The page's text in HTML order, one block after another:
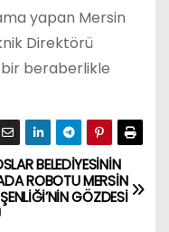
yapan Mersin
Direktörü
bir beraberlikle
BELEDİYESİNİN
ROBOTU MERSİN
GÖZDESİ